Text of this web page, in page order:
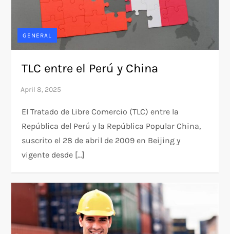
GENERAL
TLC entre el Perú y China
El Tratado de Libre Comercio (TLC) entre la
República del Perú y la República Popular China,
suscrito el 28 de abril de 2009 en Beijing y
vigente desde […]